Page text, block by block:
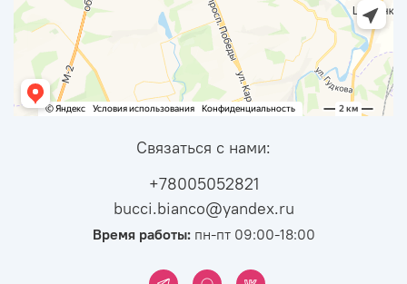
Связаться с нами:
+78005052821
bucci.bianco@yandex.ru
Время работы:пн-пт 09:00-18:00